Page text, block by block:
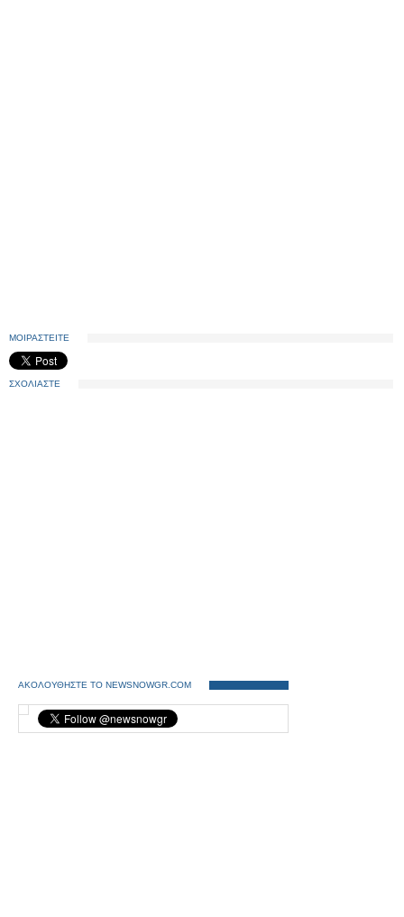
ΜΟΙΡΑΣΤΕΙΤΕ
ΣΧΟΛΙΑΣΤΕ
ΑΚΟΛΟΥΘΗΣΤΕ ΤΟ NEWSNOWGR.COM